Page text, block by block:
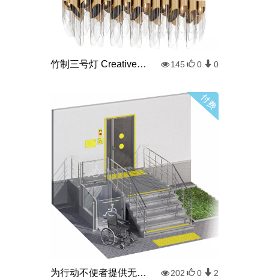
竹制三号灯 Creativemary 145 0 0
为行动不便者提供无障碍环境 202 0 2